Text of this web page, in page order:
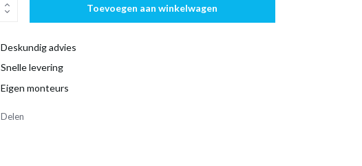
Toevoegen aan winkelwagen
Deskundig advies
Snelle levering
Eigen monteurs
Delen